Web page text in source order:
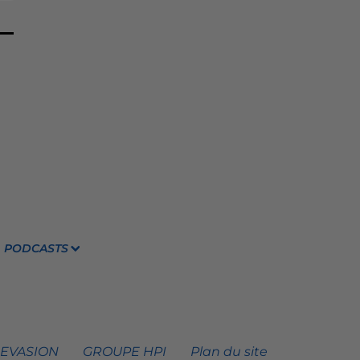
PODCASTS
GROUPE HPI Plan du site